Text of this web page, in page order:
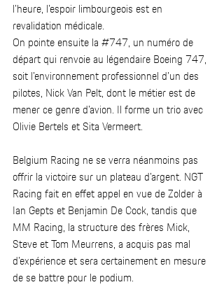
l’heure, l’espoir limbourgeois est en
revalidation médicale.
On pointe ensuite la #747, un numéro de
départ qui renvoie au légendaire Boeing 747,
soit l’environnement professionnel d’un des
pilotes, Nick Van Pelt, dont le métier est de
mener ce genre d’avion. Il forme un trio avec
Olivie Bertels et Sita Vermeert.
Belgium Racing ne se verra néanmoins pas
offrir la victoire sur un plateau d’argent. NGT
Racing fait en effet appel en vue de Zolder à
Ian Gepts et Benjamin De Cock, tandis que
MM Racing, la structure des frères Mick,
Steve et Tom Meurrens, a acquis pas mal
d’expérience et sera certainement en mesure
de se battre pour le podium.